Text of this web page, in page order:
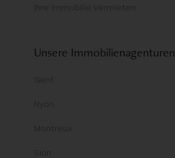
Ihre Immobilie Vermieten
Unsere Immobilienagenturen
Genf
Nyon
Montreux
Sion